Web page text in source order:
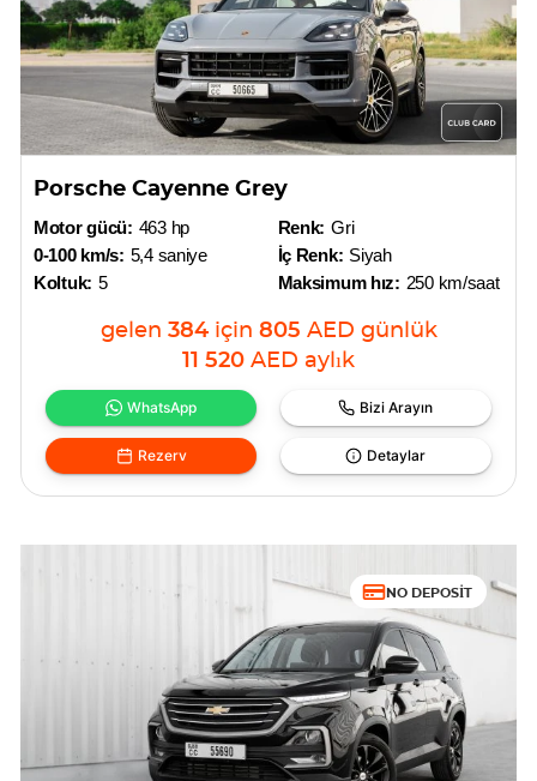
Porsche Cayenne Grey
Motor gücü: 463 hp
0-100 km/s: 5,4 saniye
Koltuk: 5
Renk: Gri
İç Renk: Siyah
Maksimum hız: 250 km/saat
gelen 384 için 805 AED günlük
11 520 AED aylık
WhatsApp Bizi Arayın
Rezerv Detaylar
NO DEPOSIT